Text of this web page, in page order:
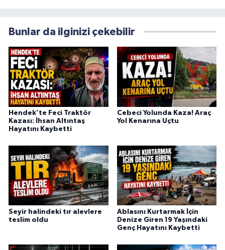
Bunlar da ilginizi çekebilir
Hendek’te Feci Traktör
Kazası: İhsan Altıntaş
Hayatını Kaybetti
Cebeci Yolunda Kaza! Araç
Yol Kenarına Uçtu
Seyir halindeki tır alevlere
teslim oldu
Ablasını Kurtarmak İçin
Denize Giren 19 Yaşındaki
Genç Hayatını Kaybetti